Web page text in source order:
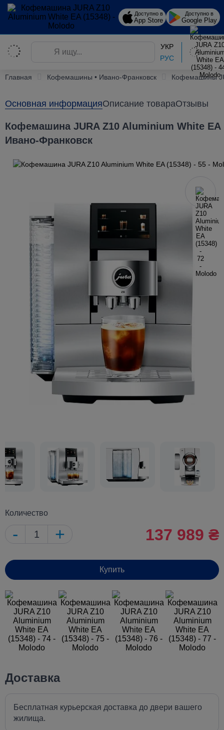
Доступно в
App Store
Доступно в
Google Play
УКР
РУС
Главная Кофемашины • Ивано-Франковск Кофемашины
Основная информацияОписание товараОтзывы
Кофемашина JURA Z10 Aluminium White EA
Ивано-Франковск
Количество
- + 137 989 ₴
Купить
Доставка
Бесплатная курьерская доставка до двери вашего
жилища.